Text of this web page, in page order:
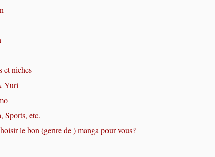
et niches
Yuri
Sports, etc.
le bon (genre de ) manga pour vous?